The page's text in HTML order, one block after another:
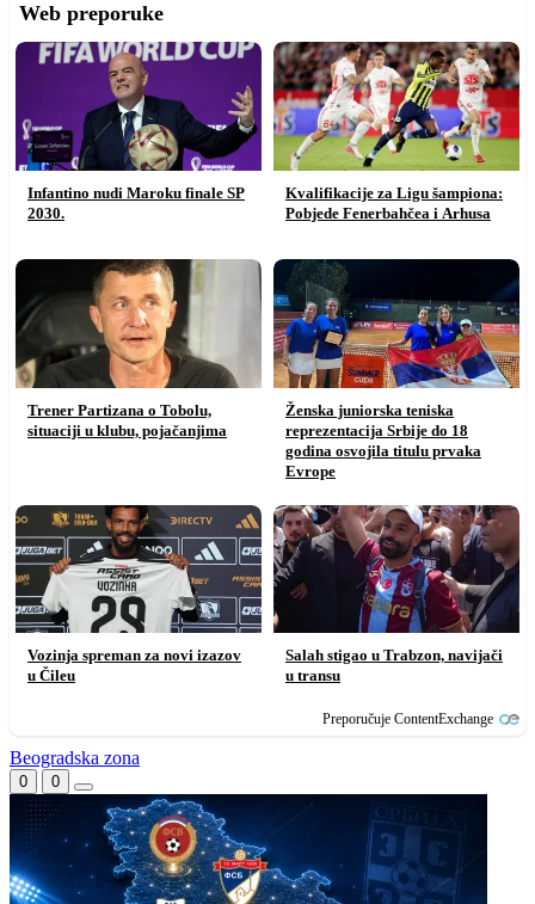
Web preporuke
Infantino nudi Maroku finale SP
2030.
Kvalifikacije za Ligu šampiona:
Pobjede Fenerbahčea i Arhusa
Trener Partizana o Tobolu,
situaciji u klubu, pojačanjima
Ženska juniorska teniska
reprezentacija Srbije do 18
godina osvojila titulu prvaka
Evrope
Vozinja spreman za novi izazov
u Čileu
Salah stigao u Trabzon, navijači
u transu
Preporučuje ContentExchange
Beogradska zona
0 0